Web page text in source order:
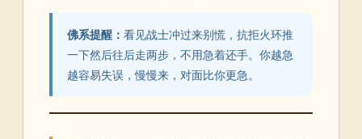
佛系提醒： 看见战士冲过来别慌，抗拒火环推
一下然后往后走两步，不用急着还手。你越急
越容易失误，慢慢来，对面比你更急。